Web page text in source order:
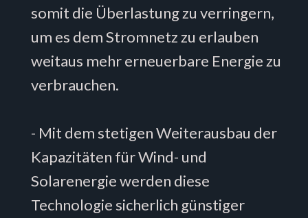
somit die Überlastung zu verringern,
um es dem Stromnetz zu erlauben
weitaus mehr erneuerbare Energie zu
verbrauchen.
- Mit dem stetigen Weiterausbau der
Kapazitäten für Wind- und
Solarenergie werden diese
Technologie sicherlich günstiger